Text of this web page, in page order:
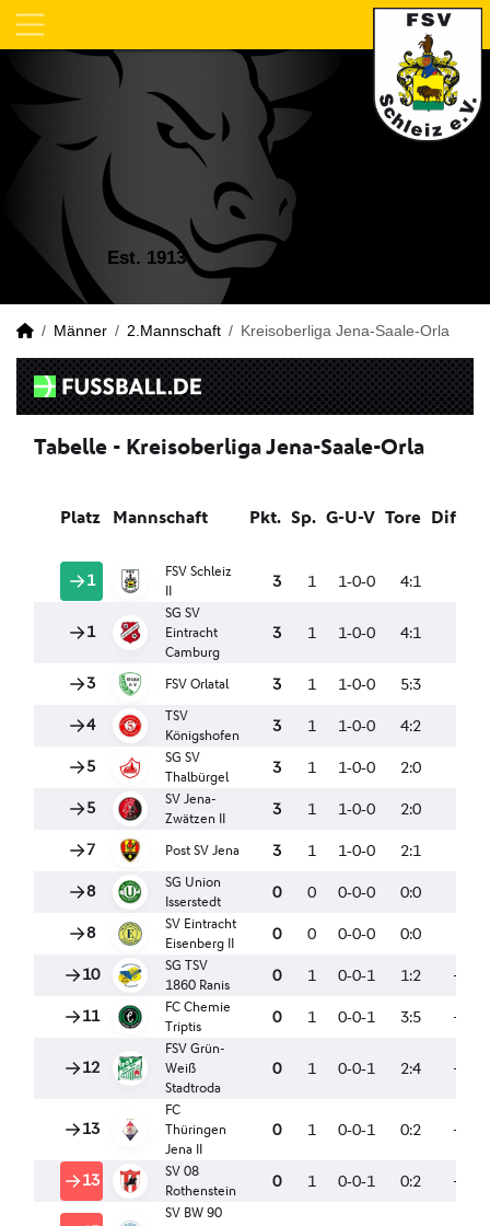
Est. 1913
Männer 2.Mannschaft Kreisoberliga Jena-Saale-Orla